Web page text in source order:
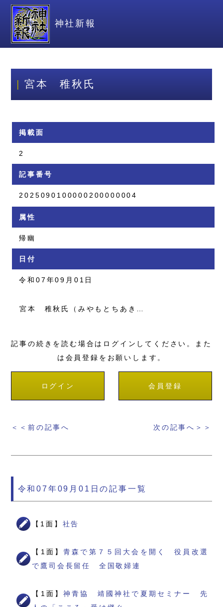
神社新報
宮本 稚秋氏
掲載面
2
記事番号
2025090100000200000004
属性
帰幽
日付
令和07年09月01日
宮本 稚秋氏（みやもとちあき…
記事の続きを読む場合はログインしてください。また
は会員登録をお願いします。
ログイン 会員登録
＜＜前の記事へ 次の記事へ＞＞
令和07年09月01日の記事一覧
【1面】 社告
【1面】青森で第７５回大会を開く 役員改選
で鷹司会長留任 全国敬婦連
【1面】神青協 靖國神社で夏期セミナー 先